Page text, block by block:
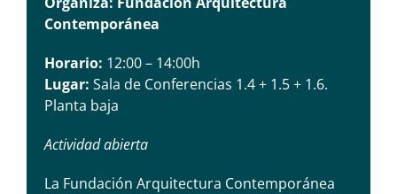
Contemporánea
Horario: 12:00 – 14:00h
Lugar: Sala de Conferencias 1.4 + 1.5 + 1.6.
Planta baja
Actividad abierta
La Fundación Arquitectura Contemporánea